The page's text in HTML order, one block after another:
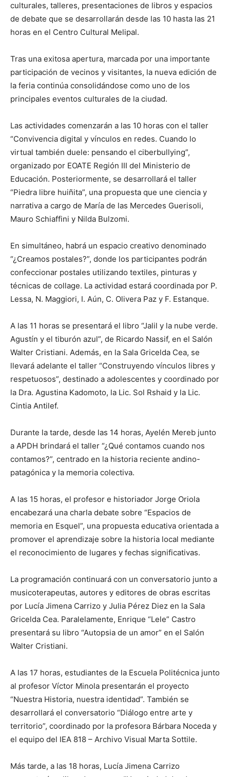
culturales, talleres, presentaciones de libros y espacios
de debate que se desarrollarán desde las 10 hasta las 21
horas en el Centro Cultural Melipal.
Tras una exitosa apertura, marcada por una importante
participación de vecinos y visitantes, la nueva edición de
la feria continúa consolidándose como uno de los
principales eventos culturales de la ciudad.
Las actividades comenzarán a las 10 horas con el taller
“Convivencia digital y vínculos en redes. Cuando lo
virtual también duele: pensando el ciberbullying”,
organizado por EOATE Región III del Ministerio de
Educación. Posteriormente, se desarrollará el taller
“Piedra libre huiñita”, una propuesta que une ciencia y
narrativa a cargo de María de las Mercedes Guerisoli,
Mauro Schiaffini y Nilda Bulzomi.
En simultáneo, habrá un espacio creativo denominado
“¿Creamos postales?”, donde los participantes podrán
confeccionar postales utilizando textiles, pinturas y
técnicas de collage. La actividad estará coordinada por P.
Lessa, N. Maggiori, I. Aún, C. Olivera Paz y F. Estanque.
A las 11 horas se presentará el libro “Jalil y la nube verde.
Agustín y el tiburón azul”, de Ricardo Nassif, en el Salón
Walter Cristiani. Además, en la Sala Gricelda Cea, se
llevará adelante el taller “Construyendo vínculos libres y
respetuosos”, destinado a adolescentes y coordinado por
la Dra. Agustina Kadomoto, la Lic. Sol Rshaid y la Lic.
Cintia Antilef.
Durante la tarde, desde las 14 horas, Ayelén Mereb junto
a APDH brindará el taller “¿Qué contamos cuando nos
contamos?”, centrado en la historia reciente andino-
patagónica y la memoria colectiva.
A las 15 horas, el profesor e historiador Jorge Oriola
encabezará una charla debate sobre “Espacios de
memoria en Esquel”, una propuesta educativa orientada a
promover el aprendizaje sobre la historia local mediante
el reconocimiento de lugares y fechas significativas.
La programación continuará con un conversatorio junto a
musicoterapeutas, autores y editores de obras escritas
por Lucía Jimena Carrizo y Julia Pérez Diez en la Sala
Gricelda Cea. Paralelamente, Enrique “Lele” Castro
presentará su libro “Autopsia de un amor” en el Salón
Walter Cristiani.
A las 17 horas, estudiantes de la Escuela Politécnica junto
al profesor Víctor Minola presentarán el proyecto
“Nuestra Historia, nuestra identidad”. También se
desarrollará el conversatorio “Diálogo entre arte y
territorio”, coordinado por la profesora Bárbara Noceda y
el equipo del IEA 818 – Archivo Visual Marta Sottile.
Más tarde, a las 18 horas, Lucía Jimena Carrizo